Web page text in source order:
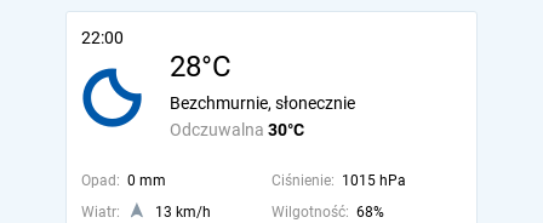
22:00
28°C
Odczuwalna 30°C
Bezchmurnie, słonecznie
Opad: 0 mm Ciśnienie: 1015 hPa
Wiatr:
13 km/h Wilgotność: 68%